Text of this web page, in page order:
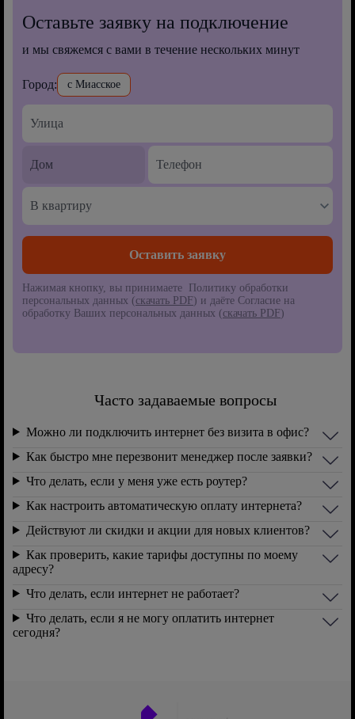
Оставьте заявку на подключение
и мы свяжемся с вами в течение нескольких минут
Город: с Миасское
В квартиру
Нажимая кнопку, вы принимаете Политику обработки
персональных данных (скачать PDF) и даёте Согласие на
обработку Ваших персональных данных (скачать PDF)
Часто задаваемые вопросы
Можно ли подключить интернет без визита в офис?
Как быстро мне перезвонит менеджер после заявки?
Что делать, если у меня уже есть роутер?
Как настроить автоматическую оплату интернета?
Действуют ли скидки и акции для новых клиентов?
Как проверить, какие тарифы доступны по моему
адресу?
Что делать, если интернет не работает?
Что делать, если я не могу оплатить интернет
сегодня?